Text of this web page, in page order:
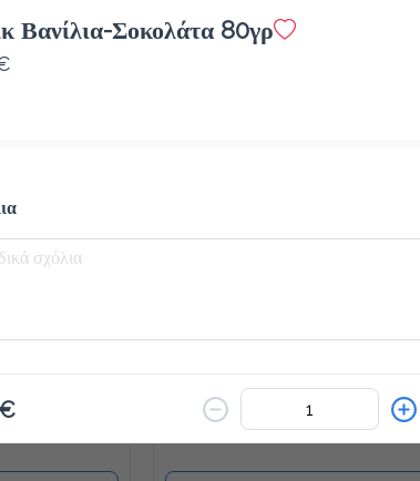
2.4 €
Βανίλια-Σοκολάτα 80γρ